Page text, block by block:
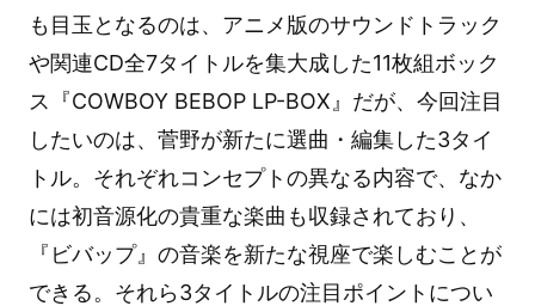
も目玉となるのは、アニメ版のサウンドトラック
や関連CD全7タイトルを集大成した11枚組ボック
ス『COWBOY BEBOP LP-BOX』だが、今回注目
したいのは、菅野が新たに選曲・編集した3タイ
トル。それぞれコンセプトの異なる内容で、なか
には初音源化の貴重な楽曲も収録されており、
『ビバップ』の音楽を新たな視座で楽しむことが
できる。それら3タイトルの注目ポイントについ